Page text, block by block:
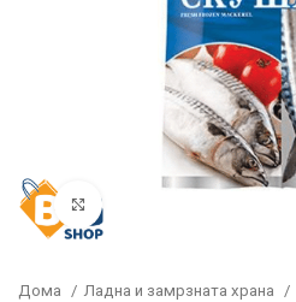
Click to enlarge
Дома Ладна и замрзната храна